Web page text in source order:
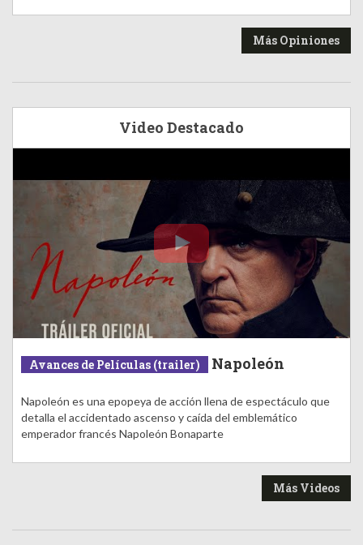
Más Opiniones
Video Destacado
Avances de Películas (trailer) Napoleón
Napoleón es una epopeya de acción llena de espectáculo que
detalla el accidentado ascenso y caída del emblemático
emperador francés Napoleón Bonaparte
Más Videos